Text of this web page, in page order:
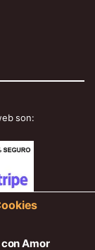
son:
Amor